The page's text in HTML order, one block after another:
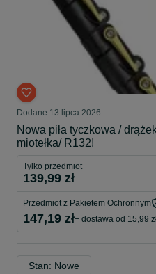
Dodane 13 lipca 2026
Nowa piła tyczkowa /
miotełka/ R132!
Tylko przedmiot
139,99 zł
Przedmiot z Pakietem Ochronnym
147,19 zł+ dostawa od 15,99
Stan: Nowe